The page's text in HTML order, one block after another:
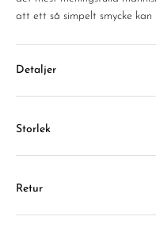
att ett så simpelt smycke
Detaljer
Storlek
Retur